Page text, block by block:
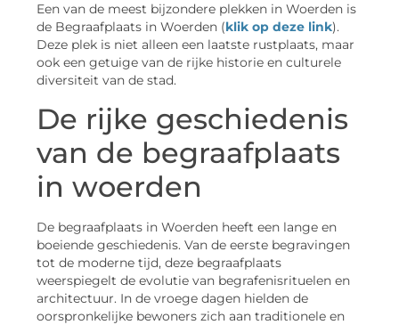
Een van de meest bijzondere plekken in Woerden is
de Begraafplaats in Woerden (klik op deze link).
Deze plek is niet alleen een laatste rustplaats, maar
ook een getuige van de rijke historie en culturele
diversiteit van de stad.
De rijke geschiedenis
van de begraafplaats
in woerden
De begraafplaats in Woerden heeft een lange en
boeiende geschiedenis. Van de eerste begravingen
tot de moderne tijd, deze begraafplaats
weerspiegelt de evolutie van begrafenisrituelen en
architectuur. In de vroege dagen hielden de
oorspronkelijke bewoners zich aan traditionele en